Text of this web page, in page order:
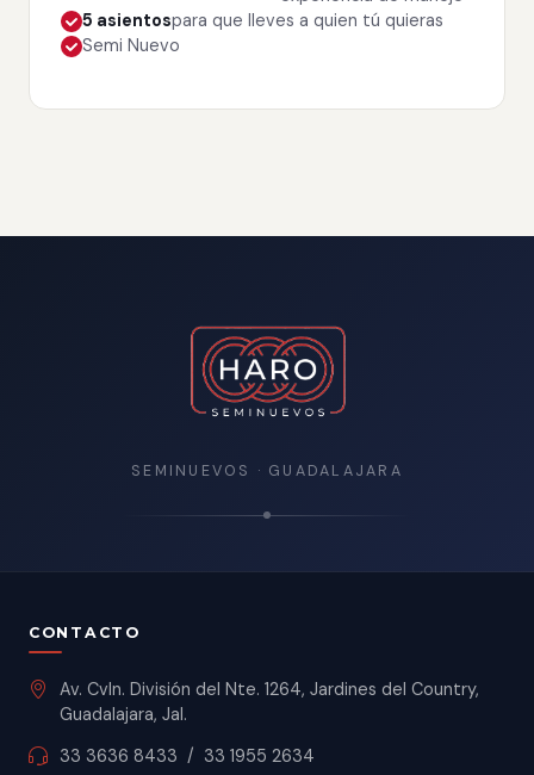
5 asientospara que lleves a quien tú quieras
Semi Nuevo
SEMINUEVOS · GUADALAJARA
CONTACTO
Av. Cvln. División del Nte. 1264, Jardines del Country,
Guadalajara, Jal.
33 3636 8433 / 33 1955 2634